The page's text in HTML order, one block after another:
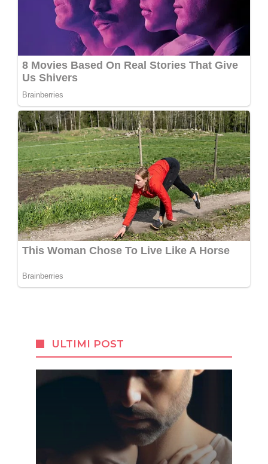
ULTIMI POST